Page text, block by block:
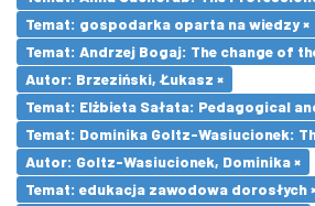
Temat: gospodarka oparta na wiedzy ×
Temat: Andrzej Bogaj: The change of
Autor: Brzeziński, Łukasz ×
Temat: Elżbieta Sałata: Pedagogical
Temat: Dominika Goltz-Wasiucionek:
Autor: Goltz-Wasiucionek, Dominika ×
Temat: edukacja zawodowa dorosłych